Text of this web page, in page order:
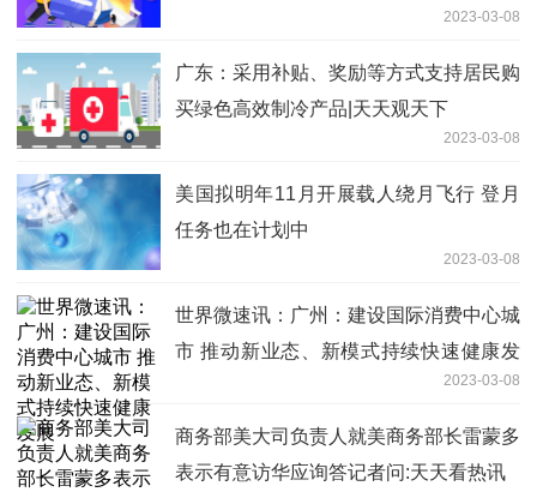
2023-03-08
广东：采用补贴、奖励等方式支持居民购
买绿色高效制冷产品|天天观天下
2023-03-08
美国拟明年11月开展载人绕月飞行 登月
任务也在计划中
2023-03-08
世界微速讯：广州：建设国际消费中心城
市 推动新业态、新模式持续快速健康发
2023-03-08
商务部美大司负责人就美商务部长雷蒙多
表示有意访华应询答记者问:天天看热讯